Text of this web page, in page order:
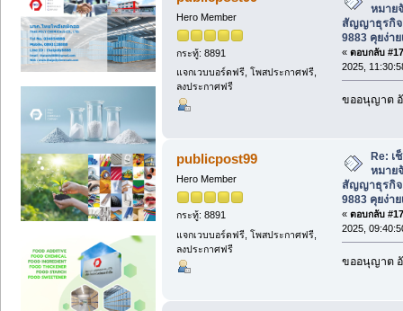
Hero Member
กระทู้: 8891
แจกเวบบอร์ดฟรี, โพสประกาศฟรี,
ลงประกาศฟรี
หมาย
สัญญาธุรกิจ
9883 คุยง่า
« ตอบกลับ
2025,
ขออนุญาต
publicpost99
Hero Member
กระทู้: 8891
แจกเวบบอร์ดฟรี, โพสประกาศฟรี,
ลงประกาศฟรี
Re: เ
หมาย
สัญญาธุรกิจ
9883 คุยง่า
« ตอบกลับ
2025,
ขออนุญาต